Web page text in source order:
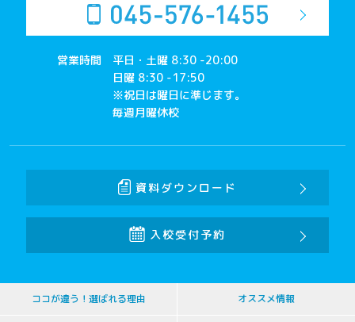
営業時間
平日・土曜 8:30 -20:00
日曜 8:30 -17:50
※祝日は曜日に準じます。
毎週月曜休校
資料ダウンロード
入校受付予約
ココが違う！選ばれる理由 オススメ情報